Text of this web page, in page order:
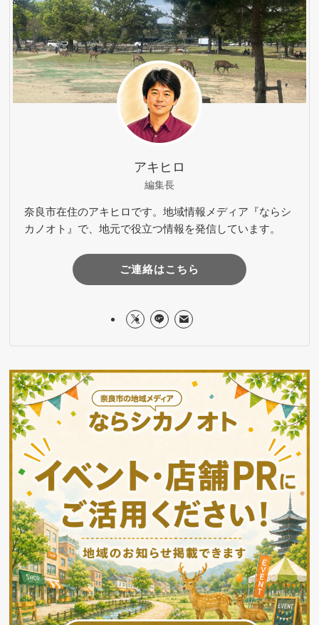
アキヒロ
編集長
奈良市在住のアキヒロです。地域情報メディア『ならシ
カノオト』で、地元で役立つ情報を発信しています。
ご連絡はこちら